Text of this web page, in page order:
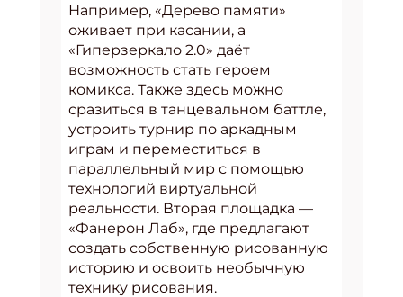
Например, «Дерево памяти»
оживает при касании, а
«Гиперзеркало 2.0» даёт
возможность стать героем
комикса. Также здесь можно
сразиться в танцевальном баттле,
устроить турнир по аркадным
играм и переместиться в
параллельный мир с помощью
технологий виртуальной
реальности. Вторая площадка —
«Фанерон Лаб», где предлагают
создать собственную рисованную
историю и освоить необычную
технику рисования.